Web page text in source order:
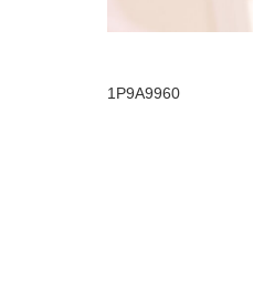
1P9A9960